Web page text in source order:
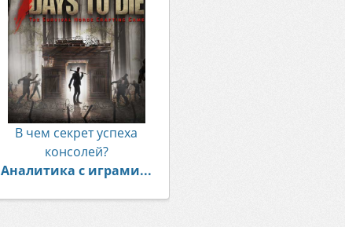
В чем секрет успеха
консолей?
Аналитика с играми...